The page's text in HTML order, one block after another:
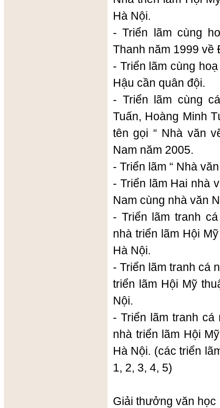
Hà Nội.
- Triển lãm cùng
Thanh năm 1999
- Triển lãm cùng
Hậu cần quân đội.
- Triển lãm cùng
Tuấn, Hoàng Minh
tên gọi “ Nhà văn
Nam năm 2005.
- Triển lãm “ Nhà
- Triển lãm Hai nhà
Nam cùng nhà văn
- Triển lãm tranh
nhà triển lãm Hội
Hà Nội.
- Triển lãm tranh cá
triển lãm Hội Mỹ
Nội.
- Triển lãm tranh
nhà triển lãm Hội
Hà Nội. (các triển
1, 2, 3, 4, 5)
Giải thưởng văn học